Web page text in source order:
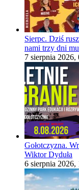
Sierpc. Dziś
nami trzy dni
7 sierpnia 2026,
Gołotczyzna.
Wiktor Dyduła
6 sierpnia 2026,